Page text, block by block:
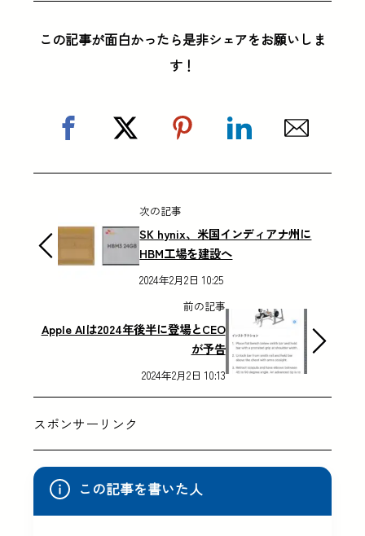
この記事が面白かったら是非シェアをお願いしま
す！
次の記事
SK hynix、米国インディアナ州に
HBM工場を建設へ
2024年2月2日 10:25
前の記事
Apple AIは2024年後半に登場とCEO
が予告
2024年2月2日 10:13
スポンサーリンク
この記事を書いた人